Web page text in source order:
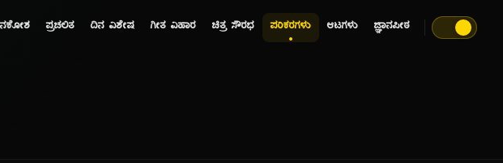
ಪ್ರಚಲಿತ ದಿನ ವಿಶೇಷ ಗೀತ ವಿಹಾರ ಚಿತ್ರ ಸೌರಭ ಪರಿಕರಗಳು ಆಟಗಳು ಜ್ಞಾನಪೀಠ